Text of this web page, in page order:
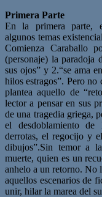
Primera Parte
En la primera parte,
algunos temas
Comienza Caraballo
(personaje) la paradoja
sus ojos” y 2.“se ama
hilos estragos”. Pero
plantea aquello de
lector a pensar en sus
de una tragedia griega,
el desdoblamiento de
derrotas, el regocijo y
dibujos”.Sin temor a
muerte, quien es un
anhelo a un retorno. No
aquellos escenarios de
unir, hilar la marea del